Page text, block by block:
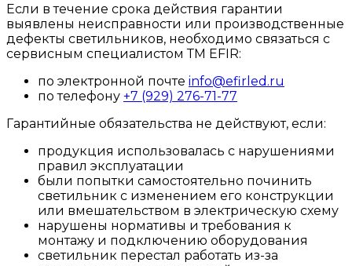
Если в течение срока действия гарантии
выявлены неисправности или производственные
дефекты светильников, необходимо связаться с
сервисным специалистом ТМ EFIR:
по электронной почте info@efirled.ru
по телефону +7 (929) 276-71-77
Гарантийные обязательства не действуют, если:
продукция использовалась с нарушениями
правил эксплуатации
были попытки самостоятельно починить
светильник с изменением его конструкции
или вмешательством в электрическую схему
нарушены нормативы и требования к
монтажу и подключению оборудования
светильник перестал работать из-за